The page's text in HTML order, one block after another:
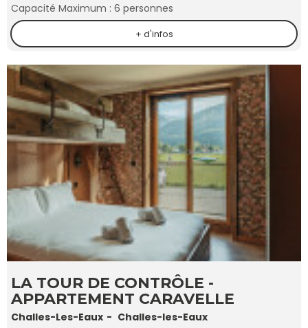
Capacité Maximum : 6 personnes
+ d'infos
LA TOUR DE CONTRÔLE -
APPARTEMENT CARAVELLE
Challes-Les-Eaux
Challes-les-Eaux